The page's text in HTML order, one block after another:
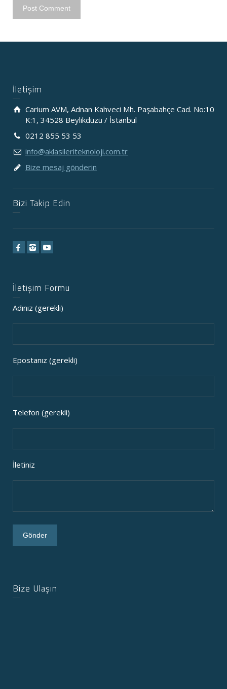
İletişim
Carium AVM, Adnan Kahveci Mh. Paşabahçe Cad. No:10
K:1, 34528 Beylikdüzü / İstanbul
0212 855 53 53
info@aklasileriteknoloji.com.tr
Bize mesaj gönderin
Bizi Takip Edin
İletişim Formu
Adınız (gerekli)
Epostanız (gerekli)
Telefon (gerekli)
İletiniz
Bize Ulaşın